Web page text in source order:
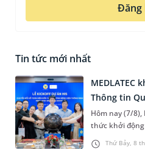
Đăng
Tin tức mới nhất
Thứ Bảy, 8
MEDLATEC
Thông tin
Hôm nay (7/8),
thức khởi
Quản lý Bệnh
System) giai